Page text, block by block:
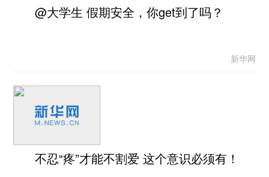
@大学生 假期安全，你get到了吗？
新华网
不忍“疼”才能不割爱 这个意识必须有！